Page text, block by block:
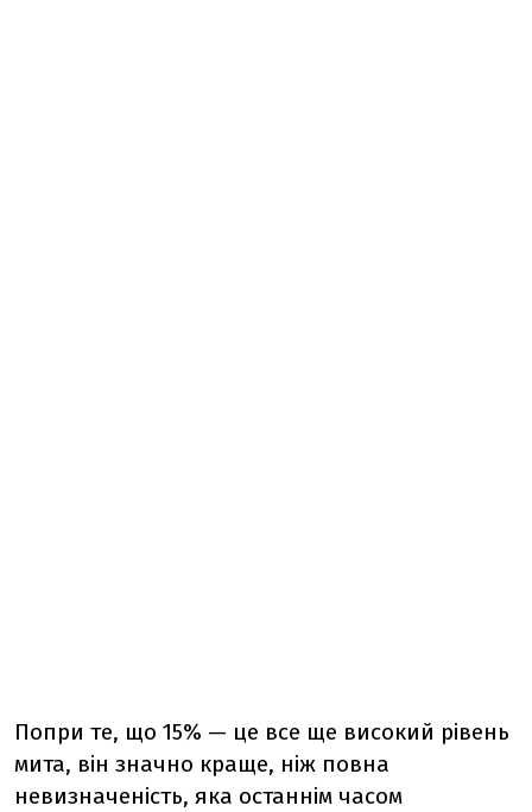
Попри те, що 15% — це все ще високий рівень
мита, він значно краще, ніж повна
невизначеність, яка останнім часом